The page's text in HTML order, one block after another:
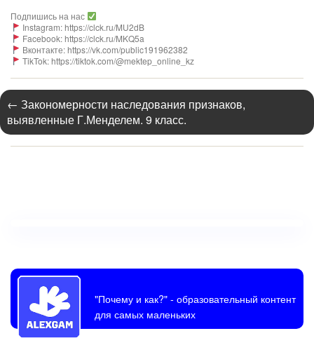
Подпишись на нас
Instagram: https://clck.ru/MU2dB
Facebook: https://clck.ru/MKQ5a
Вконтакте: https://vk.com/public191962382
TikTok: https://tiktok.com/@mektep_online_kz
← Закономерности наследования признаков,
выявленные Г.Менделем. 9 класс.
"Почему и как?"- образовательный контент
для самых маленьких